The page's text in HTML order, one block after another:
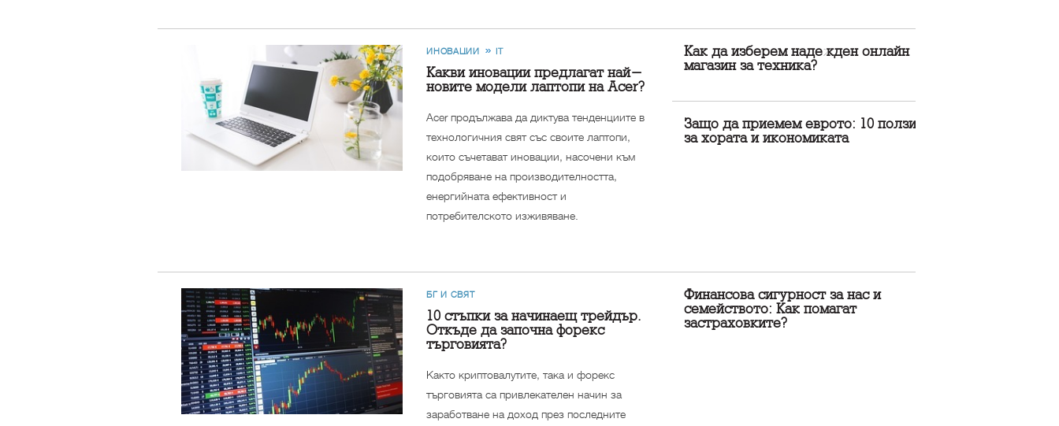
ИНОВАЦИИ IT
Какви иновации предлагат най-
новите модели лаптопи на Acer?
Acer продължава да диктува тенденциите в
технологичния свят със своите лаптопи,
които съчетават иновации, насочени към
подобряване на производителността,
енергийната ефективност и
потребителското изживяване.
Как да изберем надежден онлайн
магазин за техника?
Защо да приемем еврото: 10 ползи
за хората и икономиката
БГ И СВЯТ
10 стъпки за начинаещ трейдър.
Откъде да започна форекс
търговията?
Както криптовалутите, така и форекс
търговията са привлекателен начин за
заработване на доход през последните
Финансова сигурност за нас и
семейството: Как помагат
застраховките?